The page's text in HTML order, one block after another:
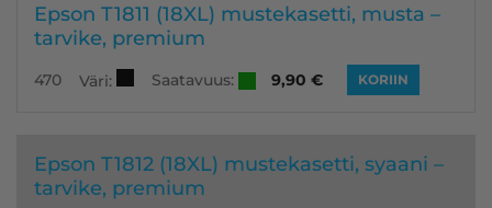
Epson T1811 (18XL) mustekasetti, musta –
tarvike, premium
470 Väri: Saatavuus: 9,90 € KORIIN
Epson T1812 (18XL) mustekasetti, syaani –
tarvike, premium